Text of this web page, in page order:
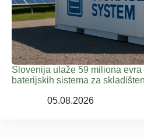
Slovenija ulaže 59 miliona evra
baterijskih sistema za
05.08.2026